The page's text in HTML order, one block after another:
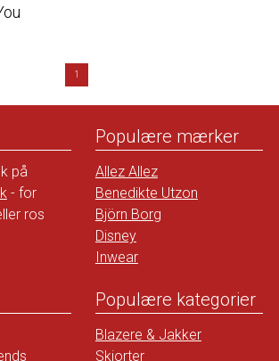
1
på
- for
ros
Populære mærker
Allez Allez
Benedikte Utzon
Björn Borg
Disney
Inwear
Populære kategorier
Blazere & Jakker
Skjorter